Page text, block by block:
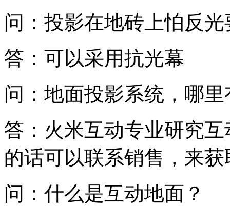
问：投影在地砖上怕反
答：可以采用抗光幕
问：地面投影系统，哪
答：火米互动专业研究
的话可以联系销售，来
问：什么是互动地面？